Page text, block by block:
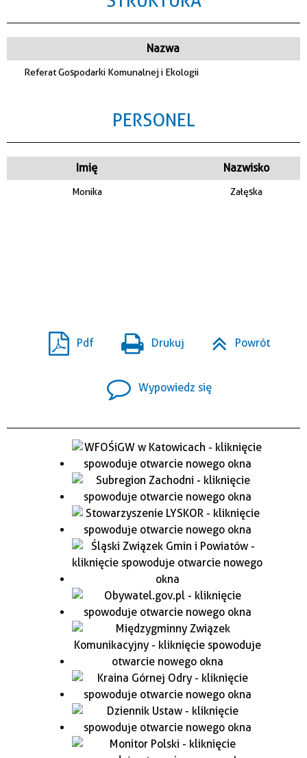
Nazwa
Referat Gospodarki Komunalnej i Ekologii
PERSONEL
Imię Nazwisko
Monika Załęska
Pdf Drukuj Powrót
Wypowiedz się